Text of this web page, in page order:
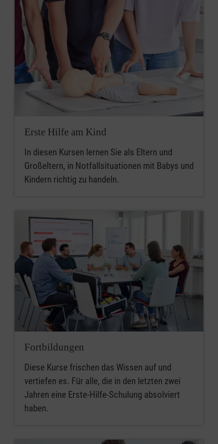
Erste Hilfe am Kind
In diesen Kursen lernen Sie als Eltern und
Großeltern, in Notfallsituationen mit Babys und
Kindern richtig zu handeln.
Fortbildungen
Diese Kurse frischen das Wissen auf und
vertiefen es. Für alle, die in den letzten zwei
Jahren eine Erste-Hilfe-Schulung absolviert
haben.